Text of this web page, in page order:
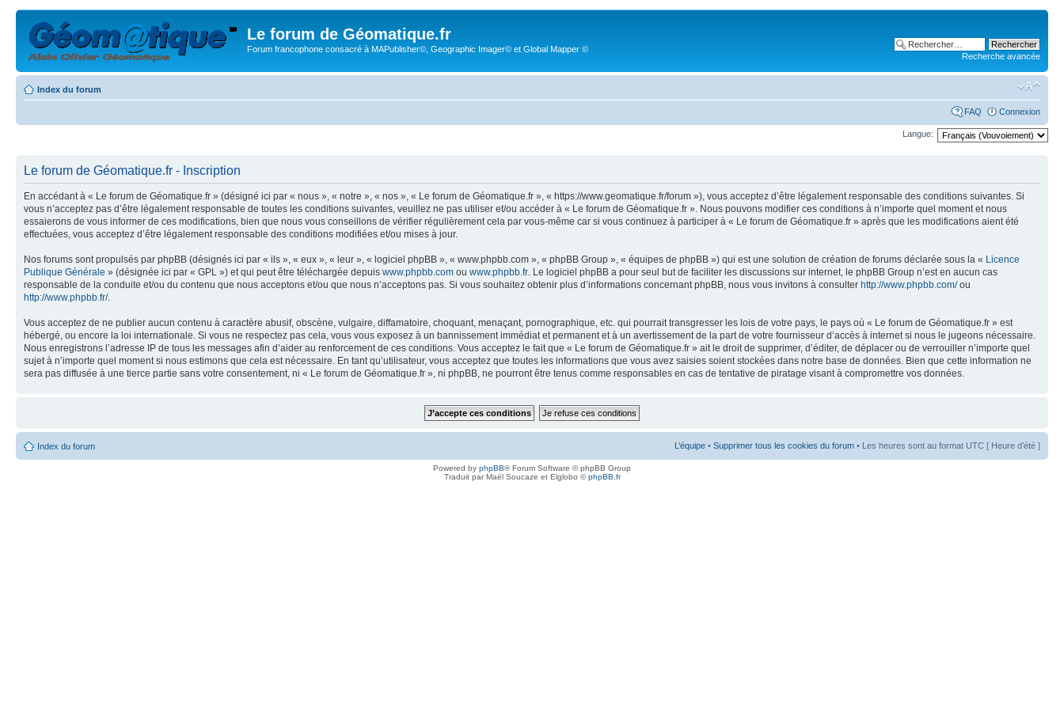
Le forum de Géomatique.fr
Forum francophone consacré à MAPublisher©, Geographic Imager© et Global Mapper ©
Recherche avancée
Index du forum
FAQ Connexion
Langue:
Le forum de Géomatique.fr - Inscription
En accédant à « Le forum de Géomatique.fr » (désigné ici par « nous », « notre », « nos », « Le forum de Géomatique.fr », « https://www.geomatique.fr/forum »), vous acceptez d’être légalement responsable des conditions suivantes. Si
vous n’acceptez pas d’être légalement responsable de toutes les conditions suivantes, veuillez ne pas utiliser et/ou accéder à « Le forum de Géomatique.fr ». Nous pouvons modifier ces conditions à n’importe quel moment et nous
essaierons de vous informer de ces modifications, bien que nous vous conseillons de vérifier régulièrement cela par vous-même car si vous continuez à participer à « Le forum de Géomatique.fr » après que les modifications aient été
effectuées, vous acceptez d’être légalement responsable des conditions modifiées et/ou mises à jour.
Nos forums sont propulsés par phpBB (désignés ici par « ils », « eux », « leur », « logiciel phpBB », « www.phpbb.com », « phpBB Group », « équipes de phpBB ») qui est une solution de création de forums déclarée sous la « Licence
Publique Générale » (désignée ici par « GPL ») et qui peut être téléchargée depuis www.phpbb.com ou www.phpbb.fr. Le logiciel phpBB a pour seul but de faciliter les discussions sur internet, le phpBB Group n’est en aucun cas
responsable de la conduite et/ou du contenu que nous acceptons et/ou que nous n’acceptons pas. Si vous souhaitez obtenir plus d’informations concernant phpBB, nous vous invitons à consulter http://www.phpbb.com/ou
http://www.phpbb.fr/.
Vous acceptez de ne publier aucun contenu à caractère abusif, obscène, vulgaire, diffamatoire, choquant, menaçant, pornographique, etc. qui pourrait transgresser les lois de votre pays, le pays où « Le forum de Géomatique.fr » est
hébergé, ou encore la loi internationale. Si vous ne respectez pas cela, vous vous exposez à un bannissement immédiat et permanent et à un avertissement de la part de votre fournisseur d’accès à internet si nous le jugeons nécessaire.
Nous enregistrons l’adresse IP de tous les messages afin d’aider au renforcement de ces conditions. Vous acceptez le fait que « Le forum de Géomatique.fr » ait le droit de supprimer, d’éditer, de déplacer ou de verrouiller n’importe quel
sujet à n’importe quel moment si nous estimons que cela est nécessaire. En tant qu’utilisateur, vous acceptez que toutes les informations que vous avez saisies soient stockées dans notre base de données. Bien que cette information ne
sera pas diffusée à une tierce partie sans votre consentement, ni « Le forum de Géomatique.fr », ni phpBB, ne pourront être tenus comme responsables en cas de tentative de piratage visant à compromettre vos données.
Index du forum L’équipe • Supprimer tous les cookies du forum • Les heures sont au format UTC [ Heure d’été ]
Powered by phpBB® Forum Software © phpBB Group
Traduit par Maël Soucaze et Elglobo ©phpBB.fr